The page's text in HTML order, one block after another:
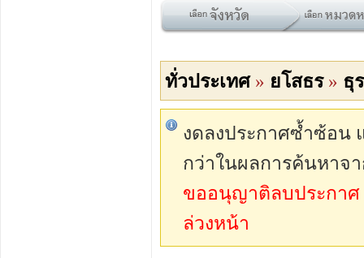
ทั่วประเทศ» ยโสธร» ธุ
งดลงประกาศซ้ำซ้อน
กว่าในผลการค้นหาจา
ขออนุญาติลบประกาศ
ล่วงหน้า